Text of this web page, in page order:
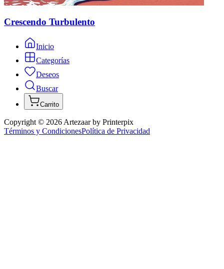
Crescendo Turbulento
Inicio
Categorías
Deseos
Buscar
Carrito
Copyright © 2026 Artezaar by Printerpix
Términos y CondicionesPolítica de Privacidad